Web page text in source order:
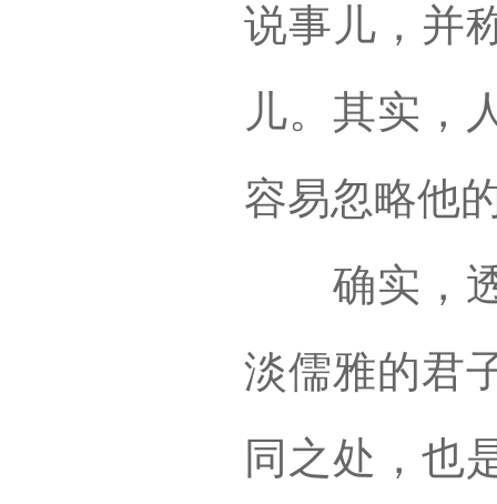
说事儿，并
儿。其实，
容易忽略他
确实，透
淡儒雅的君
同之处，也